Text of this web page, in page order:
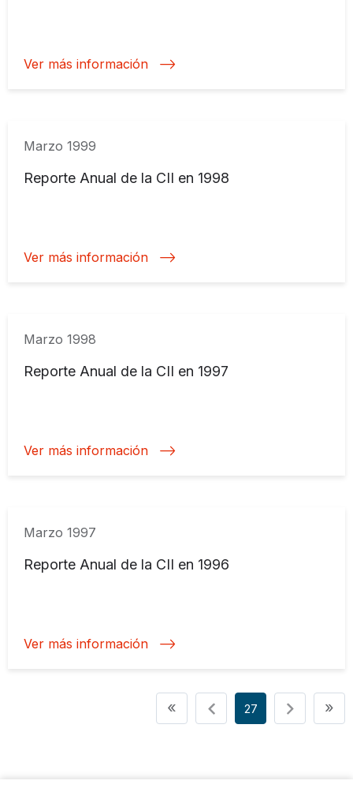
Ver más información
Marzo 1999
Reporte Anual de la CII en 1998
Ver más información
Marzo 1998
Reporte Anual de la CII en 1997
Ver más información
Marzo 1997
Reporte Anual de la CII en 1996
Ver más información
Paginación
« Primera página
27 »